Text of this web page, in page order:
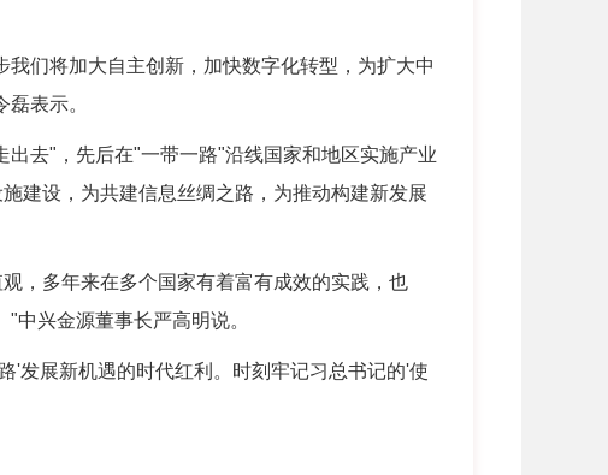
们将加大自主创新，加快数字化转型，为扩大中
表示。
去"，先后在"一带一路"沿线国家和地区实施产业
建设，为共建信息丝绸之路，为推动构建新发展
，多年来在多个国家有着富有成效的实践，也
中兴金源董事长严高明说。
展新机遇的时代红利。时刻牢记习总书记的'使